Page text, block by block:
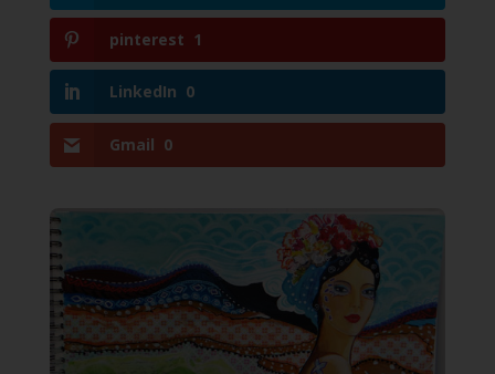
pinterest 1
LinkedIn 0
Gmail 0